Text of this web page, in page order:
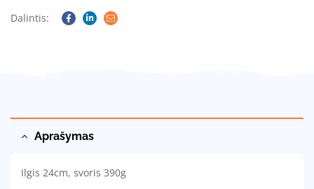
Dalintis:
Facebook
Linkedin
Email
Aprašymas
Ilgis 24cm, svoris 390g